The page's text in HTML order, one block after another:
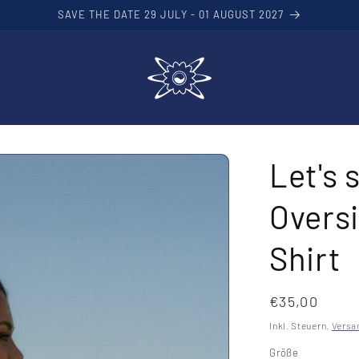
SAVE THE DATE 29 JULY - 01 AUGUST 2027
Let's
Shirt
Normaler
Preis
€35,00
Inkl. Steuern.
Größe